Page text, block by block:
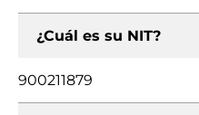
¿Cuál es su NIT?
900211879